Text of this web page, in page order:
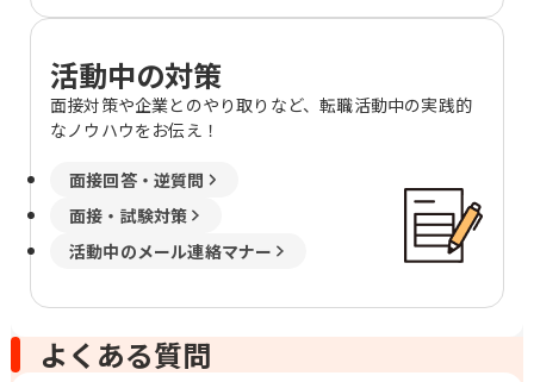
活動中の対策
面接対策や企業とのやり取りなど、転職活動中の実践的
なノウハウをお伝え！
面接回答・逆質問
面接・試験対策
活動中のメール連絡マナー
よくある質問